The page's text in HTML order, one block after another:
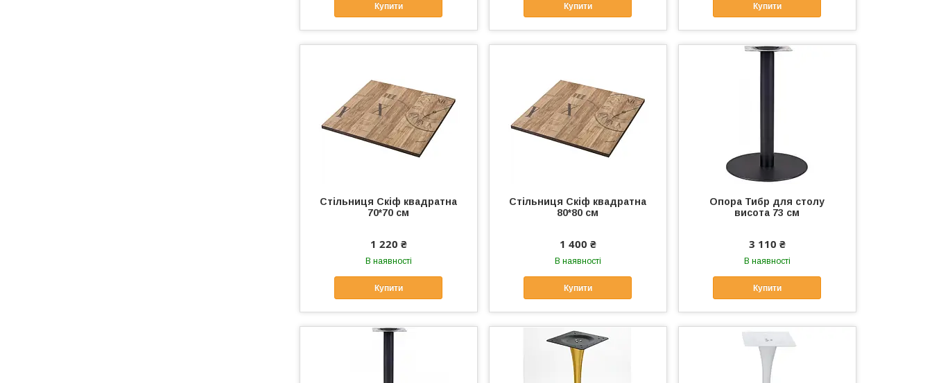
Купити Купити Купити
Стільниця Скіф квадратна
70*70 см
1 220 ₴
В наявності
Купити
Стільниця Скіф квадратна
80*80 см
1 400 ₴
В наявності
Купити
Опора Тибр для столу
висота 73 см
3 110 ₴
В наявності
Купити